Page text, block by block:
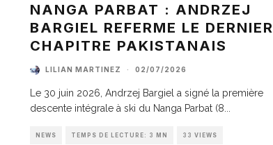
NANGA PARBAT : ANDRZEJ
BARGIEL REFERME LE DERNIER
CHAPITRE PAKISTANAIS
LILIAN MARTINEZ · 02/07/2026
Le 30 juin 2026, Andrzej Bargiel a signé la première
descente intégrale à ski du Nanga Parbat (8
NEWS TEMPS DE LECTURE: 3 MN 33 VIEWS